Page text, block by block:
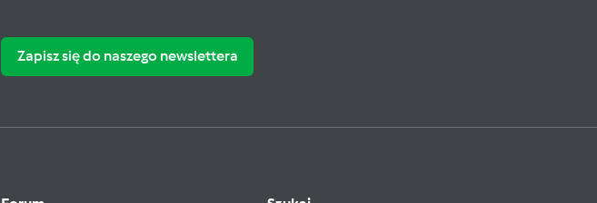
Zapisz się do naszego newslettera